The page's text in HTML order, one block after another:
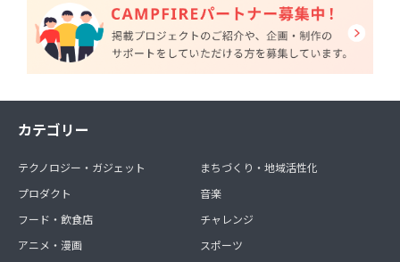
カテゴリー
テクノロジー・ガジェット
プロダクト
フード・飲食店
アニメ・漫画
まちづくり・地域活性化
音楽
チャレンジ
スポーツ